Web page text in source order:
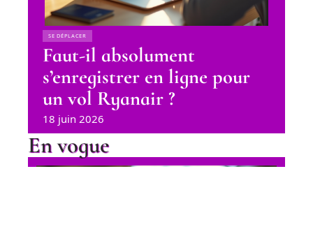
SE DÉPLACER
Faut-il absolument
s’enregistrer en ligne pour
un vol Ryanair ?
18 juin 2026
En vogue